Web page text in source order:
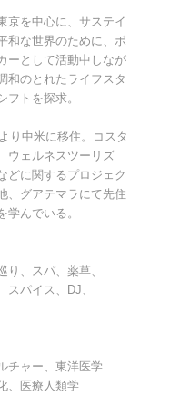
京を中心に、サステイ
和な世界のために、ボ
ーとして活動中しなが
和のとれたライフスタ
フトを探求。
り中米に移住。コスタ
ウェルネスツーリズ
どに関するプロジェク
、グアテマラにて先住
学んでいる。
り、スパ、薬草、
スパイス、DJ、
チャー、東洋医学
、医療人類学